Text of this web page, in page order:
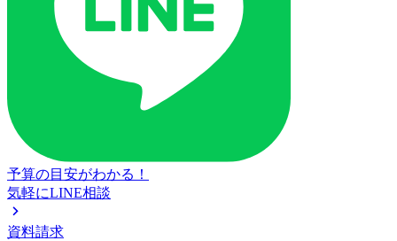
予算の目安がわかる！
気軽にLINE相談
資料請求